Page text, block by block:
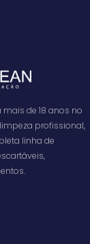
de 18 anos no
profissional,
linha de